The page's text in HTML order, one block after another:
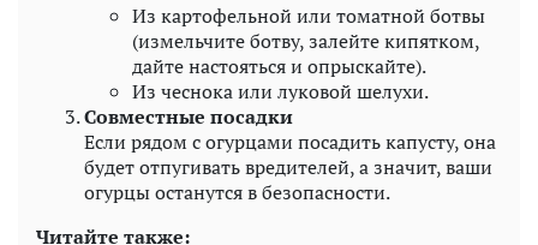
Из картофельной или томатной ботвы
(измельчите ботву, залейте кипятком,
дайте настояться и опрыскайте).
Из чеснока или луковой шелухи.
Совместные посадки
Если рядом с огурцами посадить капусту, она
будет отпугивать вредителей, а значит, ваши
огурцы останутся в безопасности.
Читайте также: